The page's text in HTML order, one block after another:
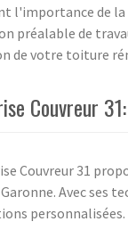
l'importance de la
préalable de
de votre toiture
Couvreur
Couvreur 31
Avec ses
personnalisées.